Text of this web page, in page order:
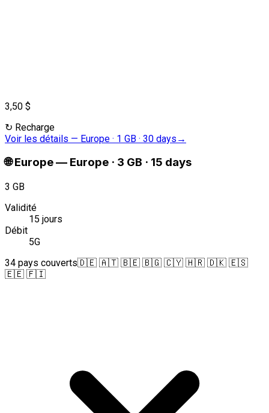
3,50 $
↻ Recharge
Voir les détails — Europe · 1 GB · 30 days →
🌐 Europe— Europe · 3 GB · 15 days
3 GB
Validité
15 jours
Débit
5G
34 pays couverts🇩🇪 🇦🇹 🇧🇪 🇧🇬 🇨🇾 🇭🇷 🇩🇰 🇪🇸
🇪🇪 🇫🇮